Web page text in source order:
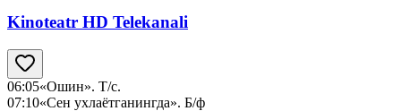
Kinoteatr HD Telekanali
06:05«Ошин». Т/с.
07:10«Сен ухлаётганингда». Б/ф